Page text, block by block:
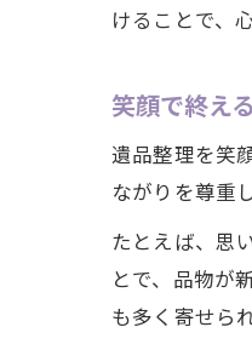
けることで、
笑顔で終え
遺品整理を笑
ながりを尊重
たとえば、思
とで、品物が
も多く寄せら